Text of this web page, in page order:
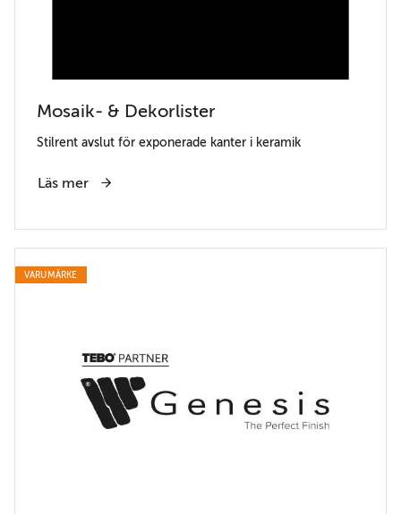
Mosaik- & Dekorlister
Stilrent avslut för exponerade kanter i keramik
Läs mer
VARUMÄRKE